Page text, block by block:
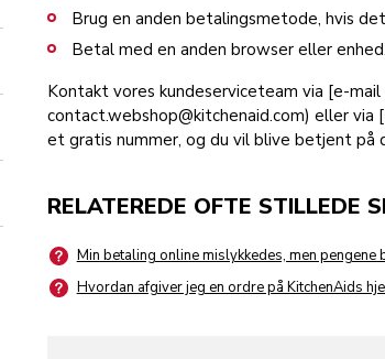
Brug en anden betalingsmetode, hvis
Betal med en anden browser eller enhed.
Kontakt vores kundeserviceteam via [e-
contact.webshop@kitchenaid.com) eller
et gratis nummer, og du vil blive betjent på
RELATEREDE OFTE STILLEDE
Min betaling online mislykkedes, men pengene
Hvordan afgiver jeg en ordre på KitchenAids